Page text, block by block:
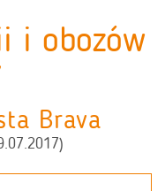
i obozów
Brava